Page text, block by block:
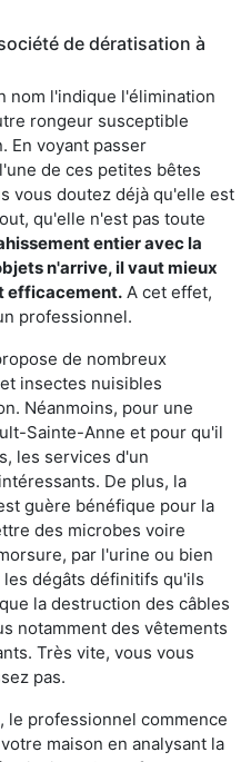
de dératisation à
nom l'indique l'élimination
rongeur susceptible
En voyant passer
de ces petites bêtes
vous doutez déjà qu'elle est
qu'elle n'est pas toute
entier avec la
n'arrive, il vaut mieux
efficacement. A cet effet,
professionnel.
de nombreux
insectes nuisibles
Néanmoins, pour une
Sainte-Anne et pour qu'il
les services d'un
De plus, la
guère bénéfique pour la
des microbes voire
par l'urine ou bien
dégâts définitifs qu'ils
la destruction des câbles
notamment des vêtements
Très vite, vous vous
pas.
le professionnel commence
maison en analysant la